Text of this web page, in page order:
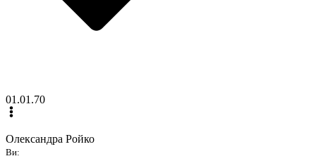
01.01.70
Олександра Ройко
Ви: